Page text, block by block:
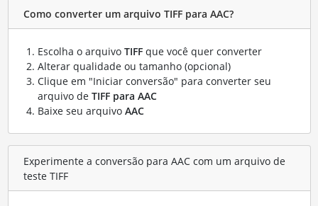
Como converter um arquivo TIFF para AAC?
Escolha o arquivo TIFFque você quer converter
Alterar qualidade ou tamanho (opcional)
Clique em "Iniciar conversão" para converter seu
arquivo de TIFF para AAC
Baixe seu arquivo AAC
Experimente a conversão para AAC com um arquivo de
teste TIFF